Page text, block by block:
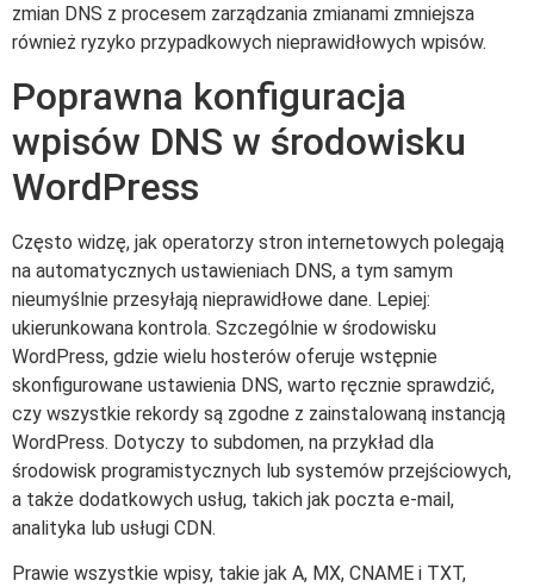
zmian DNS z procesem zarządzania zmianami zmniejsza
również ryzyko przypadkowych nieprawidłowych wpisów.
Poprawna konfiguracja
wpisów DNS w środowisku
WordPress
Często widzę, jak operatorzy stron internetowych polegają
na automatycznych ustawieniach DNS, a tym samym
nieumyślnie przesyłają nieprawidłowe dane. Lepiej:
ukierunkowana kontrola. Szczególnie w środowisku
WordPress, gdzie wielu hosterów oferuje wstępnie
skonfigurowane ustawienia DNS, warto ręcznie sprawdzić,
czy wszystkie rekordy są zgodne z zainstalowaną instancją
WordPress. Dotyczy to subdomen, na przykład dla
środowisk programistycznych lub systemów przejściowych,
a także dodatkowych usług, takich jak poczta e-mail,
analityka lub usługi CDN.
Prawie wszystkie wpisy, takie jak A, MX, CNAME i TXT,